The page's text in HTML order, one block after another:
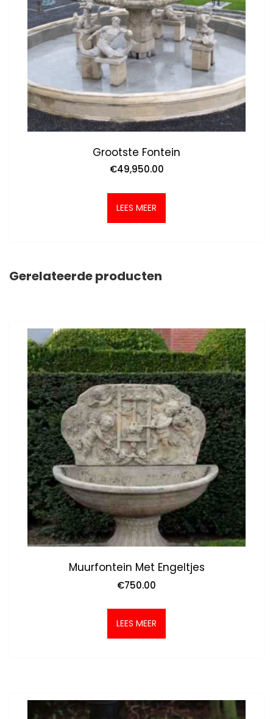
Grootste Fontein
€49,950.00
LEES MEER
Gerelateerde producten
Muurfontein Met Engeltjes
€750.00
LEES MEER